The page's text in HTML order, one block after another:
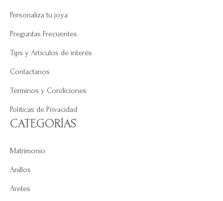
Personaliza tu joya
Preguntas Frecuentes
Tips y Artículos de interés
Contáctanos
Términos y Condiciones
Políticas de Privacidad
CATEGORÍAS
Matrimonio
Anillos
Aretes